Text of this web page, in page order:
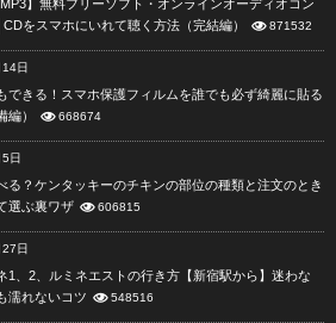
】無料フリーソフト・オンラインオーディオコン
をスマホにいれて聴く方法（完結編）
871532
日
できる！スマホ保護フィルムを誰でも必ず綺麗に貼る
編）
668674
日
る？ケンタッキーのチキンの部位の種類と注文のとき
選ぶ裏ワザ
606815
日
1、2、ルミネエストの行き方【新宿駅から】迷わな
濡れないコツ
548516